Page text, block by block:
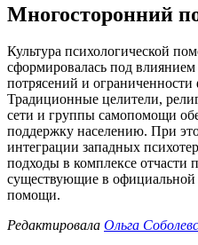
Многосторонний
Культура психологической
сформировалась под
потрясений и ограниченности
Традиционные целители,
сети и группы самопомощи
поддержку населению. При
интеграции западных
подходы в комплексе
существующие в официальной
помощи.
Редактировала Ольга